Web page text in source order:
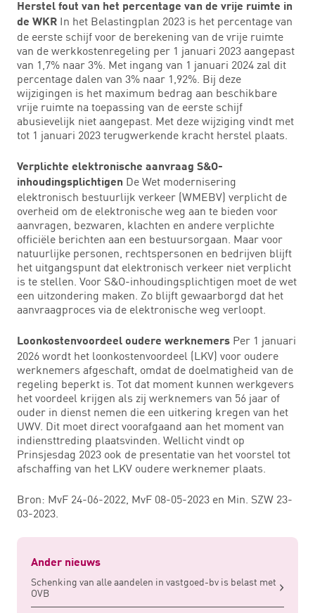
Herstel fout van het percentage van de vrije ruimte in
de WKR In het Belastingplan 2023 is het percentage van
de eerste schijf voor de berekening van de vrije ruimte
van de werkkostenregeling per 1 januari 2023 aangepast
van 1,7% naar 3%. Met ingang van 1 januari 2024 zal dit
percentage dalen van 3% naar 1,92%. Bij deze
wijzigingen is het maximum bedrag aan beschikbare
vrije ruimte na toepassing van de eerste schijf
abusievelijk niet aangepast. Met deze wijziging vindt met
tot 1 januari 2023 terugwerkende kracht herstel plaats.
Verplichte elektronische aanvraag S&O-
inhoudingsplichtigen De Wet modernisering
elektronisch bestuurlijk verkeer (WMEBV) verplicht de
overheid om de elektronische weg aan te bieden voor
aanvragen, bezwaren, klachten en andere verplichte
officiële berichten aan een bestuursorgaan. Maar voor
natuurlijke personen, rechtspersonen en bedrijven blijft
het uitgangspunt dat elektronisch verkeer niet verplicht
is te stellen. Voor S&O-inhoudingsplichtigen moet de wet
een uitzondering maken. Zo blijft gewaarborgd dat het
aanvraagproces via de elektronische weg verloopt.
Loonkostenvoordeel oudere werknemers Per 1 januari
2026 wordt het loonkostenvoordeel (LKV) voor oudere
werknemers afgeschaft, omdat de doelmatigheid van de
regeling beperkt is. Tot dat moment kunnen werkgevers
het voordeel krijgen als zij werknemers van 56 jaar of
ouder in dienst nemen die een uitkering kregen van het
UWV. Dit moet direct voorafgaand aan het moment van
indiensttreding plaatsvinden. Wellicht vindt op
Prinsjesdag 2023 ook de presentatie van het voorstel tot
afschaffing van het LKV oudere werknemer plaats.
Bron: MvF 24-06-2022, MvF 08-05-2023 en Min. SZW 23-
03-2023.
Ander nieuws
Schenking van alle aandelen in vastgoed-bv is belast met
OVB